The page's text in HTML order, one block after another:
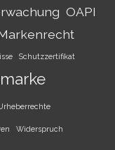
OAPI
Schutzzertifikat
Widerspruch